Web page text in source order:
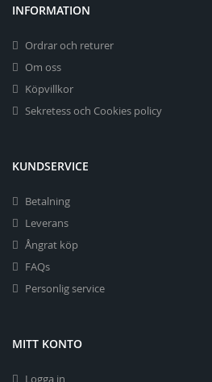
INFORMATION
Ordrar och returer
Om oss
Köpvillkor
Sekretess och Cookies policy
KUNDSERVICE
Betalning
Leverans
Ångrat köp
FAQs
Personlig service
MITT KONTO
Logga in